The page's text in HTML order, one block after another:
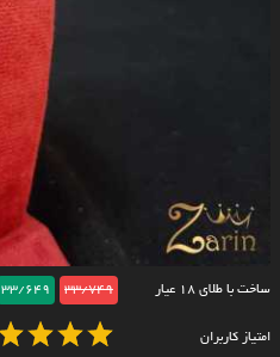
ساخت با طلای ۱۸ عیار 33/749
33/649
امتیاز کاربران